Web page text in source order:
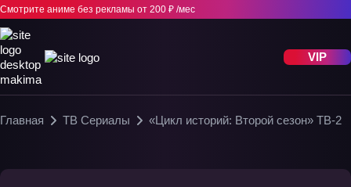
Смотрите аниме без рекламы от 200 ₽ /мес
VIP
Главная ТВ Сериалы «Цикл историй: Второй сезон» ТВ-2